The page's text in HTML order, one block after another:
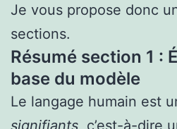
Je vous propose donc
sections.
Résumé section 1 :
base du modèle
Le langage humain est
signifiants , c’est-à-dire